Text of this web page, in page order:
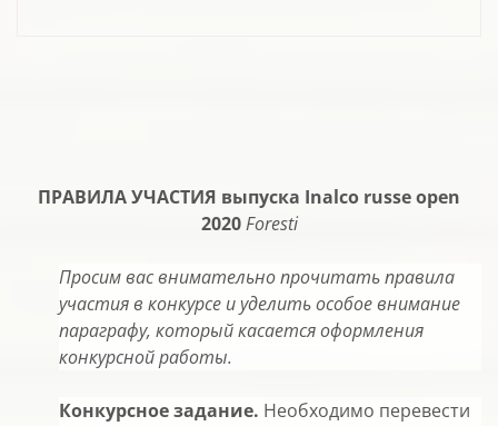
ПРАВИЛА УЧАСТИЯ выпуска Inalco russe open
2020Foresti
Просим вас внимательно прочитать правила
участия в конкурсе и уделить особое внимание
параграфу, который касается оформления
конкурсной работы.
Конкурсное задание. Необходимо перевести